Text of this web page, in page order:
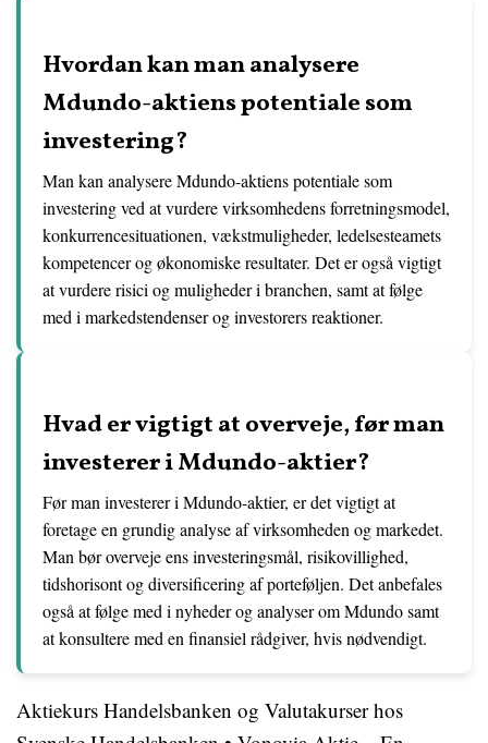
Hvordan kan man analysere
Mdundo-aktiens potentiale som
investering?
Man kan analysere Mdundo-aktiens potentiale som
investering ved at vurdere virksomhedens forretningsmodel,
konkurrencesituationen, vækstmuligheder, ledelsesteamets
kompetencer og økonomiske resultater. Det er også vigtigt
at vurdere risici og muligheder i branchen, samt at følge
med i markedstendenser og investorers reaktioner.
Hvad er vigtigt at overveje, før man
investerer i Mdundo-aktier?
Før man investerer i Mdundo-aktier, er det vigtigt at
foretage en grundig analyse af virksomheden og markedet.
Man bør overveje ens investeringsmål, risikovillighed,
tidshorisont og diversificering af porteføljen. Det anbefales
også at følge med i nyheder og analyser om Mdundo samt
at konsultere med en finansiel rådgiver, hvis nødvendigt.
Aktiekurs Handelsbanken og Valutakurser hos